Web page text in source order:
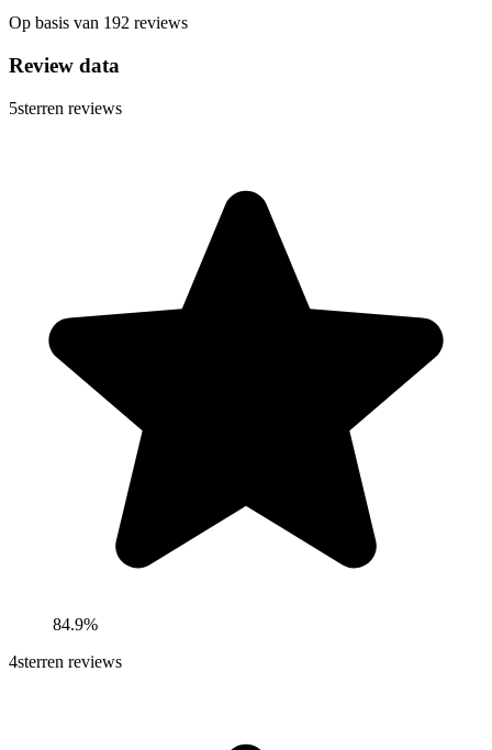
Op basis van 192 reviews
Review data
5sterren reviews
84.9%
4sterren reviews